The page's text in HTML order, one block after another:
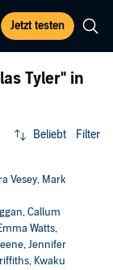
Jetzt testen
Tyler" in
Beliebt Filter
Vesey, Mark
,Callum
Watts,
,Jennifer
, Kwaku